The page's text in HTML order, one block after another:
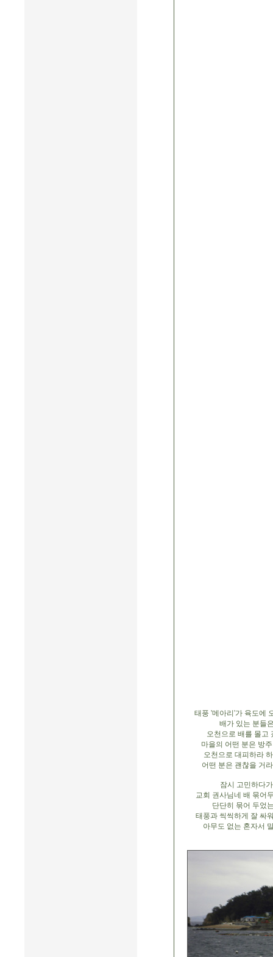
태풍 '메아리'가 육도에
배가 있는 분들
오천으로 배를 몰고
마을의 어떤 분은 방
오천으로 대피하라
어떤 분은 괜찮을 거
잠시 고민하다가
교회 권사님네 배 묶어
단단히 묶어 두었
태풍과 씩씩하게 잘 싸
아무도 없는 혼자서